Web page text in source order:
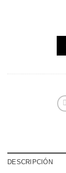
DESCRIPCIÓN